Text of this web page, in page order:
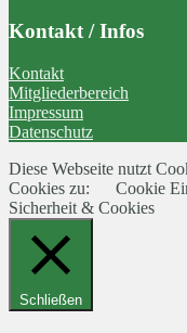
Kontakt / Infos
Kontakt
Mitgliederbereich
Impressum
Datenschutz
Diese Webseite nutzt
Cookies zu:
Cookie
Sicherheit & Cookies
Schließen